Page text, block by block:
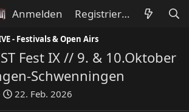
Anmelden Registrieren
- Festivals & Open Airs
Fest IX // 9. & 10.Oktober
Schwenningen
E
22. Feb. 2026